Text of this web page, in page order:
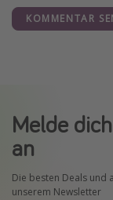
KOMMENTAR
Melde
an
Die besten Deals und
unserem Newsletter